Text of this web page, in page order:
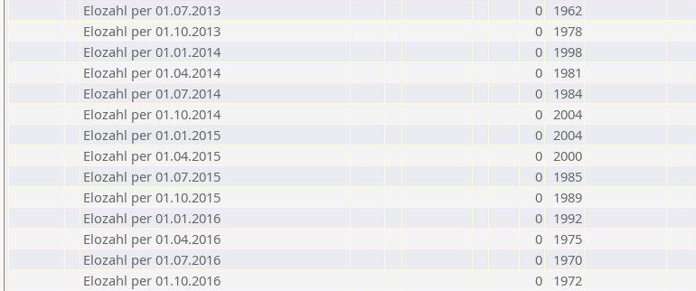
Elozahl per 01.07.2013
0
1962
Elozahl per 01.10.2013
0
1978
Elozahl per 01.01.2014
0
1998
Elozahl per 01.04.2014
0
1981
Elozahl per 01.07.2014
0
1984
Elozahl per 01.10.2014
0 2004
Elozahl per 01.01.2015
0 2004
Elozahl per 01.04.2015
0 2000
Elozahl per 01.07.2015
0
1985
Elozahl per 01.10.2015
0
1989
Elozahl per 01.01.2016
0
1992
Elozahl per 01.04.2016
0
1975
Elozahl per 01.07.2016
0
1970
Elozahl per 01.10.2016
0
1972